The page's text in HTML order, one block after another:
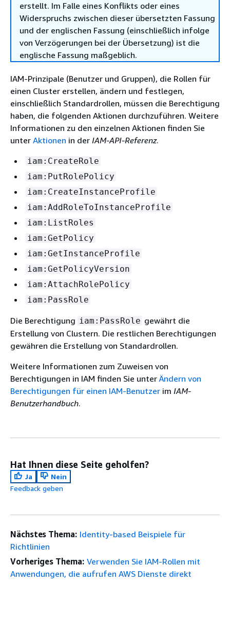
erstellt. Im Falle eines Konflikts oder eines
Widerspruchs zwischen dieser übersetzten Fassung
und der englischen Fassung (einschließlich infolge
von Verzögerungen bei der Übersetzung) ist die
englische Fassung maßgeblich.
IAM-Prinzipale (Benutzer und Gruppen), die Rollen für
einen Cluster erstellen, ändern und festlegen,
einschließlich Standardrollen, müssen die Berechtigung
haben, die folgenden Aktionen durchzuführen. Weitere
Informationen zu den einzelnen Aktionen finden Sie
unter Aktionen in der IAM-API-Referenz.
iam:CreateRole
iam:PutRolePolicy
iam:CreateInstanceProfile
iam:AddRoleToInstanceProfile
iam:ListRoles
iam:GetPolicy
iam:GetInstanceProfile
iam:GetPolicyVersion
iam:AttachRolePolicy
iam:PassRole
Die Berechtigung iam:PassRole gewährt die
Erstellung von Clustern. Die restlichen Berechtigungen
gewähren die Erstellung von Standardrollen.
Weitere Informationen zum Zuweisen von
Berechtigungen in IAM finden Sie unterÄndern von
Berechtigungen für einen IAM-Benutzer im IAM-
Benutzerhandbuch.
Hat Ihnen diese Seite geholfen?
Ja
Nein
Feedback geben
Nächstes Thema: Identity-based Beispiele für
Richtlinien
Vorheriges Thema: Verwenden Sie IAM-Rollen mit
Anwendungen, die aufrufen AWS Dienste direkt